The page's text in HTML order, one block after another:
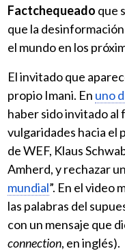
Factchequeado que
que la desinformación
el mundo en los
El invitado que
propio Imani. En uno
haber sido invitado al
vulgaridades hacia
de WEF, Klaus
Amherd, y rechazar
mundial”. En el video
las palabras del
con un mensaje que
connection, en inglés).